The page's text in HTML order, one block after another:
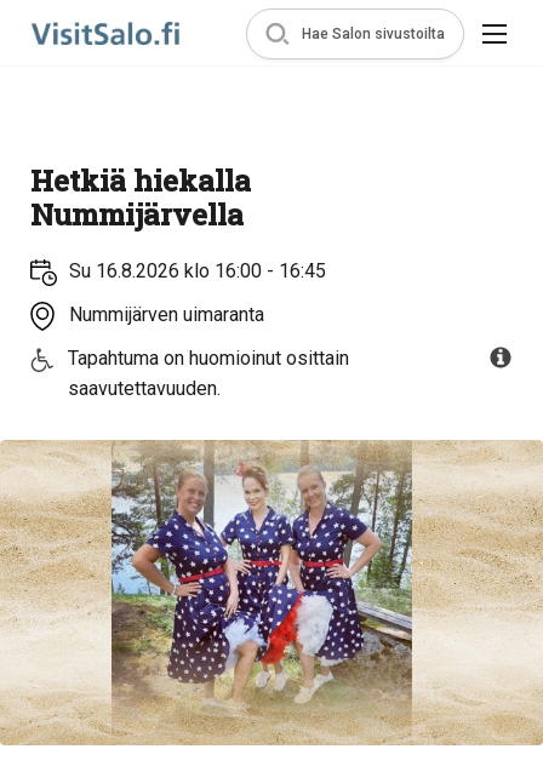
Hae Salon sivustoilta
Hetkiä hiekalla
Nummijärvella
Su 16.8.2026 klo 16:00 - 16:45
Nummijärven uimaranta
Tapahtuma on huomioinut osittain
saavutettavuuden.